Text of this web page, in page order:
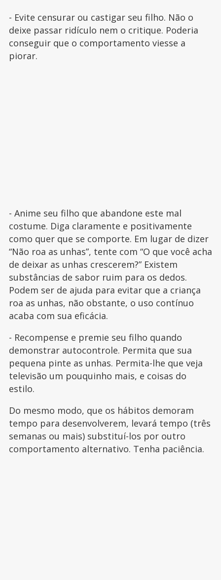
- Evite censurar ou castigar seu filho. Não o
deixe passar ridículo nem o critique. Poderia
conseguir que o comportamento viesse a
piorar.
- Anime seu filho que abandone este mal
costume. Diga claramente e positivamente
como quer que se comporte. Em lugar de dizer
“Não roa as unhas”, tente com “O que você acha
de deixar as unhas crescerem?” Existem
substâncias de sabor ruim para os dedos.
Podem ser de ajuda para evitar que a criança
roa as unhas, não obstante, o uso contínuo
acaba com sua eficácia.
- Recompense e premie seu filho quando
demonstrar autocontrole. Permita que sua
pequena pinte as unhas. Permita-lhe que veja
televisão um pouquinho mais, e coisas do
estilo.
Do mesmo modo, que os hábitos demoram
tempo para desenvolverem, levará tempo (três
semanas ou mais) substituí-los por outro
comportamento alternativo. Tenha paciência.